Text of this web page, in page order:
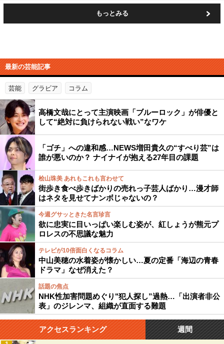
もっとみる
最新の芸能記事
芸能 グラビア コラム
高橋文哉にとって主演映画「ブルーロック」が俳優と
して“絶対に負けられない戦い”なワケ
「ゴチ」への違和感…NEWS増田貴久の“すべり芸”は
誰が悪いのか？ ナイナイが抱える27年目の課題
桧山珠美 あれもこれも言わせて
街歩き食べ歩きばかりの売れっ子芸人ばかり…漫才師
はネタを見せてナンボじゃないの？
今週グサッときた名言珍言
欲に忠実に目いっぱい楽しむ姿が、紅しょうが熊元プ
ロレスの不思議な魅力
テレビが10倍面白くなるコラム
中山美穂の水着姿が懐かしい…夏の定番「海辺の青春
ドラマ」なぜ消えた？
話題の焦点
NHK性加害問題めぐり"犯人探し”過熱…「出演者非公
表」のジレンマ、組織が直面する難題
アクセスランキング 週間